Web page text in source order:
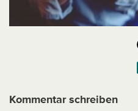
Kommentar schreiben